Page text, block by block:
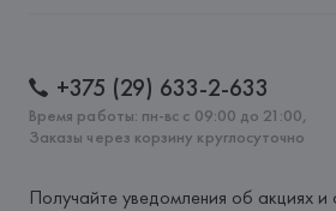
+375 (29) 633-2-633
Время работы: пн-вс с 09:00 до 21:00,
Заказы через корзину круглосуточно
Получайте уведомления об акциях и